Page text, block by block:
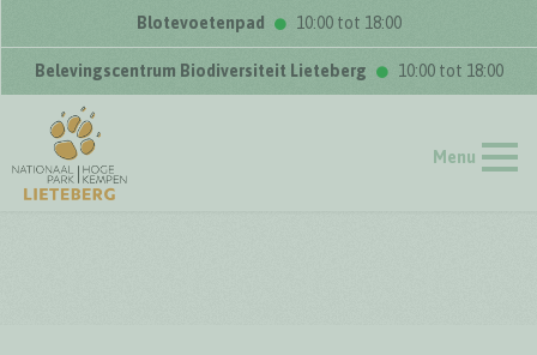
Blotevoetenpad 10:00 tot 18:00
Belevingscentrum Biodiversiteit Lieteberg 10:00 tot 18:00
Menu